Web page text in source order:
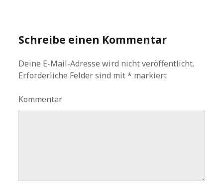
Schreibe einen Kommentar
Deine E-Mail-Adresse wird nicht veröffentlicht.
Erforderliche Felder sind mit* markiert
Kommentar